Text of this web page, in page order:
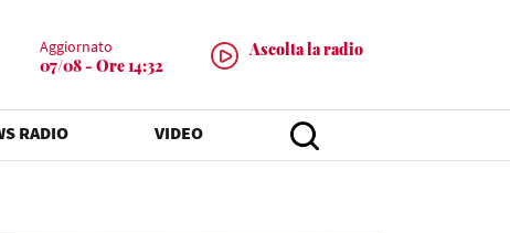
Aggiornato
07/08 - Ore 14:32
Ascolta la radio
RADIO VIDEO